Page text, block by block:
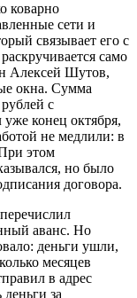
коварно
сети и
связывает его с
само
Алексей Шутов,
окна. Сумма
с
конец октября,
не медлили: в
этом
но было
договора.
аванс. Но
деньги ушли,
месяцев
в адрес
за